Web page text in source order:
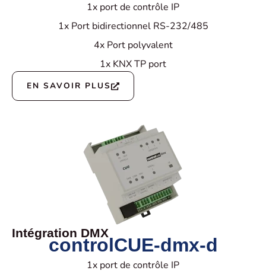
1x port de contrôle IP
1x Port bidirectionnel RS-232/485
4x Port polyvalent
1x KNX TP port
EN SAVOIR PLUS
Intégration DMX
controlCUE-dmx-d
1x port de contrôle IP